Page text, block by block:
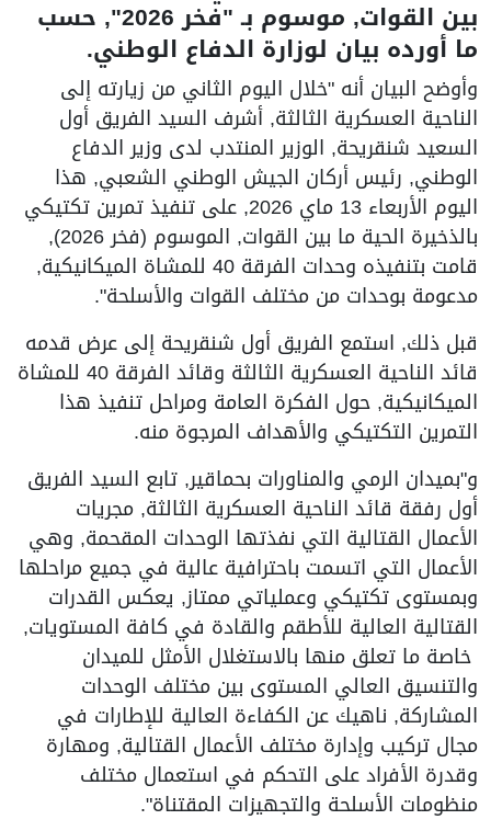
بين القوات, موسوم بـ "فخر 2026", حسب
ما أورده بيان لوزارة الدفاع الوطني.
وأوضح البيان أنه "خلال اليوم الثاني من زيارته إلى
الناحية العسكرية الثالثة, أشرف السيد الفريق أول
السعيد شنقريحة, الوزير المنتدب لدى وزير الدفاع
الوطني, رئيس أركان الجيش الوطني الشعبي, هذا
اليوم الأربعاء 13 ماي 2026, على تنفيذ تمرين تكتيكي
بالذخيرة الحية ما بين القوات, الموسوم (فخر 2026),
قامت بتنفيذه وحدات الفرقة 40 للمشاة الميكانيكية,
مدعومة بوحدات من مختلف القوات والأسلحة".
قبل ذلك, استمع الفريق أول شنقريحة إلى عرض قدمه
قائد الناحية العسكرية الثالثة وقائد الفرقة 40 للمشاة
الميكانيكية, حول الفكرة العامة ومراحل تنفيذ هذا
التمرين التكتيكي والأهداف المرجوة منه.
و"بميدان الرمي والمناورات بحماقير, تابع السيد الفريق
أول رفقة قائد الناحية العسكرية الثالثة, مجريات
الأعمال القتالية التي نفذتها الوحدات المقحمة, وهي
الأعمال التي اتسمت باحترافية عالية في جميع مراحلها
وبمستوى تكتيكي وعملياتي ممتاز, يعكس القدرات
القتالية العالية للأطقم والقادة في كافة المستويات,
خاصة ما تعلق منها بالاستغلال الأمثل للميدان
والتنسيق العالي المستوى بين مختلف الوحدات
المشاركة, ناهيك عن الكفاءة العالية للإطارات في
مجال تركيب وإدارة مختلف الأعمال القتالية, ومهارة
وقدرة الأفراد على التحكم في استعمال مختلف
منظومات الأسلحة والتجهيزات المقتناة".